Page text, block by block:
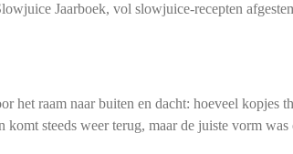
Jaarboek, vol slowjuice-recepten
het raam naar buiten en dacht: hoeveel kopjes
komt steeds weer terug, maar de juiste vorm was